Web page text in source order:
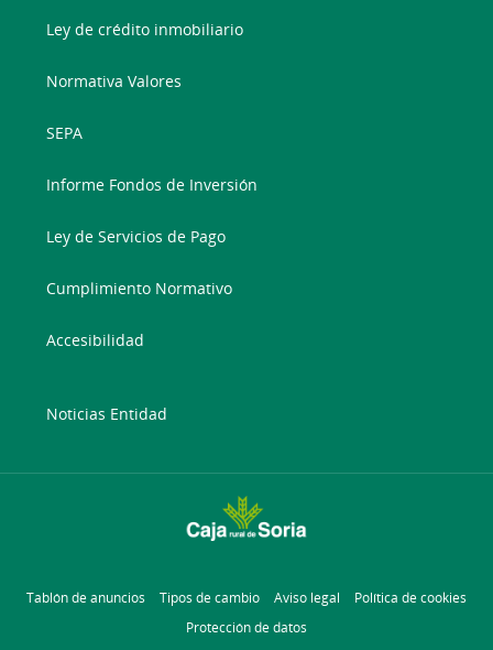
Ley de crédito inmobiliario
Normativa Valores
SEPA
Informe Fondos de Inversión
Ley de Servicios de Pago
Cumplimiento Normativo
Accesibilidad
Noticias Entidad
Tablón de anuncios Tipos de cambio Aviso legal
Política de cookies
Protección de datos